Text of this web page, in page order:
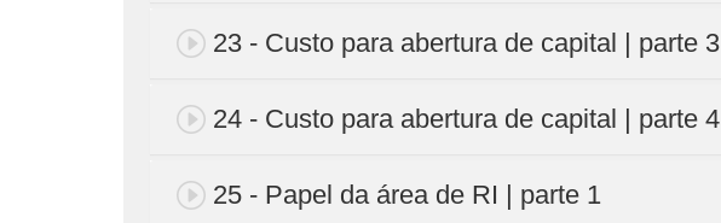
23 - Custo para abertura de capital | parte 3
24 - Custo para abertura de capital | parte 4
25 - Papel da área de RI | parte 1